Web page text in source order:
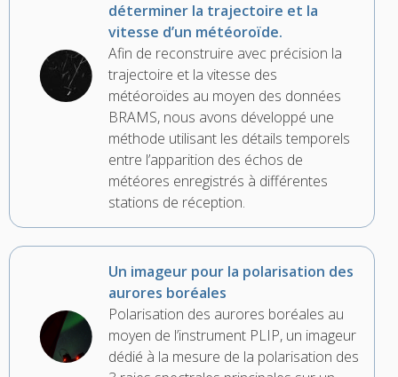
déterminer la trajectoire et la
vitesse d’un météoroïde.
Afin de reconstruire avec précision la
trajectoire et la vitesse des
météoroïdes au moyen des données
BRAMS, nous avons développé une
méthode utilisant les détails temporels
entre l’apparition des échos de
météores enregistrés à différentes
stations de réception.
Un imageur pour la polarisation des
aurores boréales
Polarisation des aurores boréales au
moyen de l’instrument PLIP, un imageur
dédié à la mesure de la polarisation des